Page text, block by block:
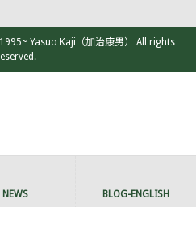
Yasuo Kaji（加治康男） All rights
NEWS BLOG-ENGLISH